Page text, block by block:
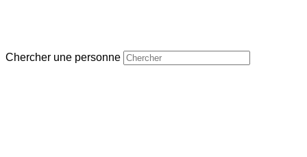
Chercher une personne